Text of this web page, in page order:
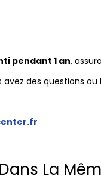
pendant 1 an,
avez des questions
La